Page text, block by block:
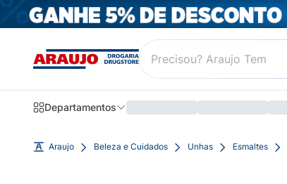
Departamentos
Araujo Beleza e Cuidados Unhas Esmaltes